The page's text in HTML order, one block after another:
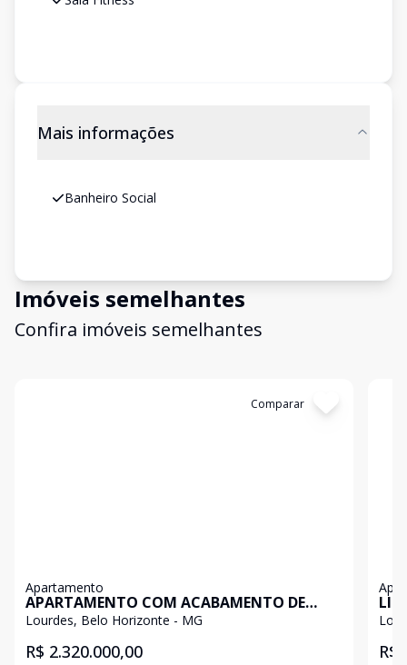
Mais informações
Banheiro Social
Imóveis semelhantes
Confira imóveis semelhantes
Comparar
Apartamento
APARTAMENTO COM ACABAMENTO DE
ALTO LUXO
Lourdes, Belo Horizonte - MG
R$ 2.320.000,00
2
R$